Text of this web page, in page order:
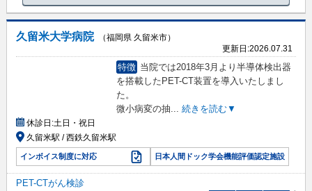
久留米大学病院
（福岡県 久留米市）
更新日:2026.07.31
特徴 当院では2018年3月より半導体検出器
を搭載したPET-CT装置を導入いたしまし
た。
微小病変の抽... 続きを読む▼
休診日:土日・祝日
久留米駅 / 西鉄久留米駅
インボイス制度に対応 日本人間ドック学会機能評価認定施設
PET-CTがん検診